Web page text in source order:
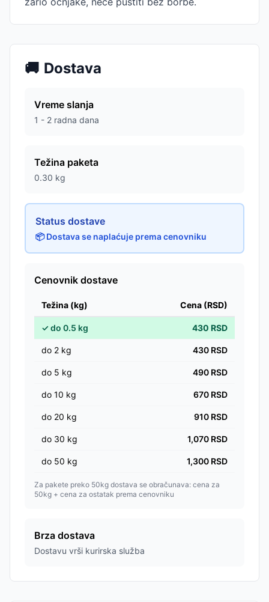
🚚 Dostava
Vreme slanja
1 - 2 radna dana
Težina paketa
0.30 kg
Status dostave
📦 Dostava se naplaćuje prema cenovniku
Cenovnik dostave
Težina (kg) Cena (RSD)
✓do 0.5 kg 430 RSD
do 2 kg 430 RSD
do 5 kg 490 RSD
do 10 kg 670 RSD
do 20 kg 910 RSD
do 30 kg 1,070 RSD
do 50 kg 1,300 RSD
Za pakete preko 50kg dostava se obračunava: cena za
50kg + cena za ostatak prema cenovniku
Brza dostava
Dostavu vrši kurirska služba